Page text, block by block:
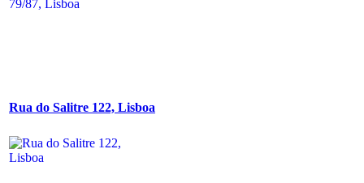
Rua do Salitre 122, Lisboa